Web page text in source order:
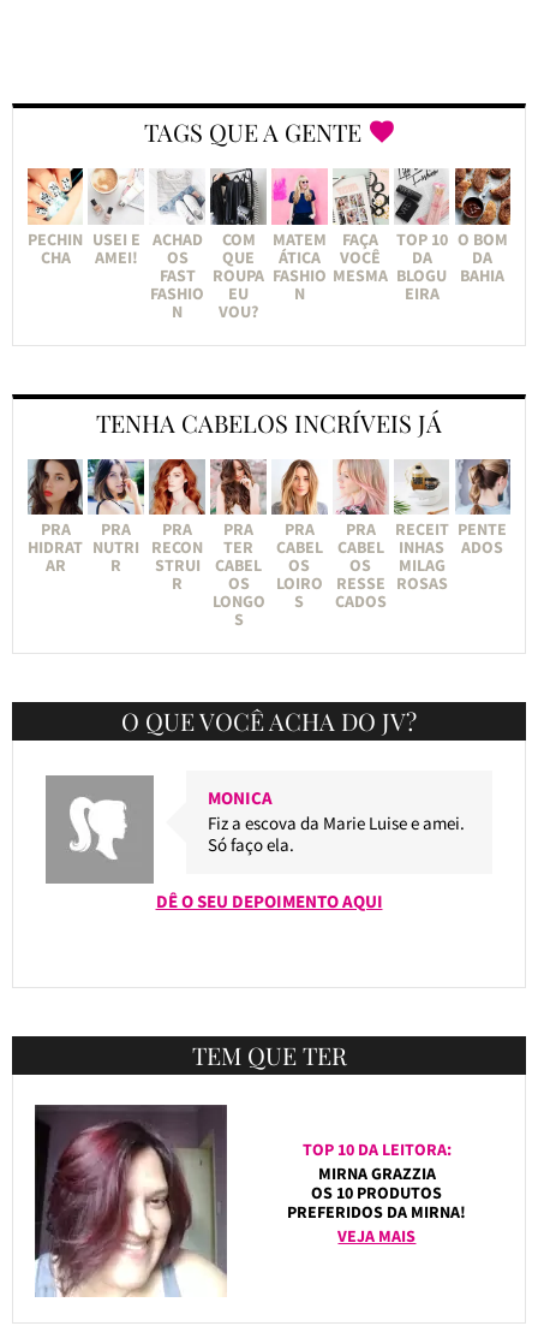
TAGS QUE A GENTE
PECHIN
CHA
USEI E
AMEI!
ACHAD
OS
FAST
FASHIO
N
COM
QUE
ROUPA
EU
VOU?
MATEM
ÁTICA
FASHIO
N
FAÇA
VOCÊ
MESMA
TOP 10
DA
BLOGU
EIRA
O BOM
DA
BAHIA
TENHA CABELOS INCRÍVEIS JÁ
PRA
HIDRAT
AR
PRA
NUTRI
R
PRA
RECON
STRUI
R
PRA
TER
CABEL
OS
LONGO
S
PRA
CABEL
OS
LOIRO
S
PRA
CABEL
OS
RESSE
CADOS
RECEIT
INHAS
MILAG
ROSAS
PENTE
ADOS
O QUE VOCÊ ACHA DO JV?
MONICA
Fiz a escova da Marie Luise e amei.
Só faço ela.
DÊ O SEU DEPOIMENTO AQUI
TEM QUE TER
TOP 10 DA LEITORA:
MIRNA GRAZZIA
OS 10 PRODUTOS
PREFERIDOS DA MIRNA!
VEJA MAIS